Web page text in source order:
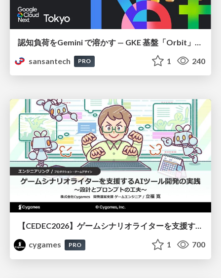
sansantech
PRO 1 240
【CEDEC2026】ゲームシナリオライターを支援するAIツール開発の実践 ― 設計とプロンプトの工夫 ―
cygames
PRO 1 700